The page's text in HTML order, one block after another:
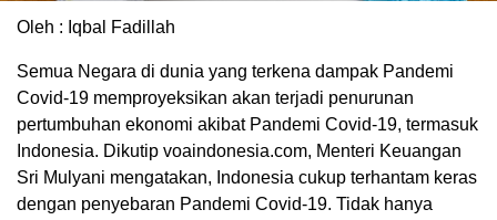
Oleh : Iqbal Fadillah
Semua Negara di dunia yang terkena dampak Pandemi
Covid-19 memproyeksikan akan terjadi penurunan
pertumbuhan ekonomi akibat Pandemi Covid-19, termasuk
Indonesia. Dikutip voaindonesia.com, Menteri Keuangan
Sri Mulyani mengatakan, Indonesia cukup terhantam keras
dengan penyebaran Pandemi Covid-19. Tidak hanya